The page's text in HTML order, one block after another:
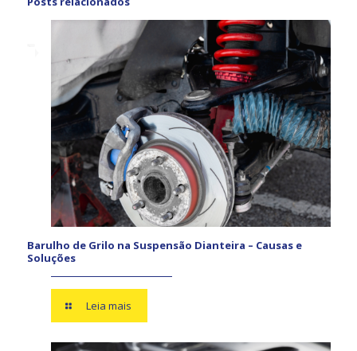
Barulho de Grilo na Suspensão Dianteira – Causas e
Soluções
Leia mais